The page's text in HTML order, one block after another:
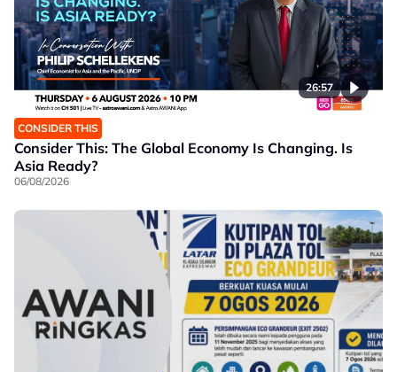
26:57
CONSIDER THIS
Consider This: The Global Economy Is Changing. Is
Asia Ready?
06/08/2026